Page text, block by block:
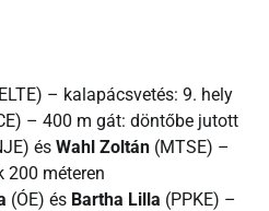
– kalapácsvetés: 9. hely
– 400 m gát: döntőbe jutott
és Wahl Zoltán (MTSE) –
200 méteren
(ÓE) és Bartha Lilla (PPKE) –